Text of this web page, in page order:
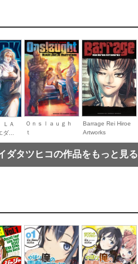
ＬＡ
ダ...
Ｏｎｓｌａｕｇｈ
ｔ
Barrage Rei Hiroe
Artworks
ダタツヒコの作品をもっと見る